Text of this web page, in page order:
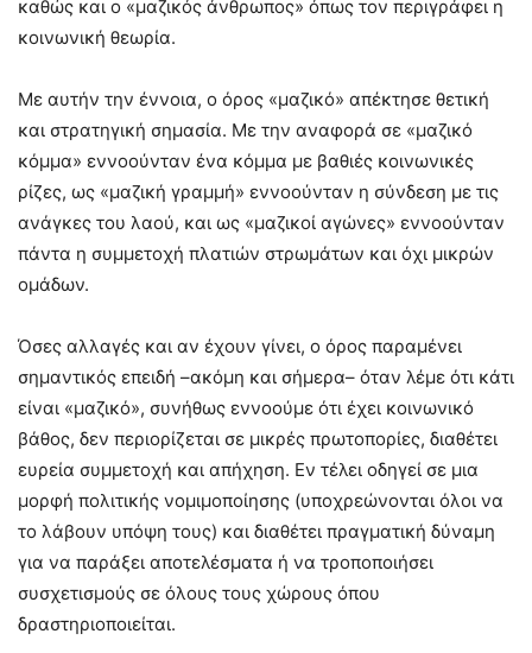
καθώς και ο «μαζικός άνθρωπος» όπως τον περιγράφει η
κοινωνική θεωρία.
Με αυτήν την έννοια, ο όρος «μαζικό» απέκτησε θετική
και στρατηγική σημασία. Με την αναφορά σε «μαζικό
κόμμα» εννοούνταν ένα κόμμα με βαθιές κοινωνικές
ρίζες, ως «μαζική γραμμή» εννοούνταν η σύνδεση με τις
ανάγκες του λαού, και ως «μαζικοί αγώνες» εννοούνταν
πάντα η συμμετοχή πλατιών στρωμάτων και όχι μικρών
ομάδων.
Όσες αλλαγές και αν έχουν γίνει, ο όρος παραμένει
σημαντικός επειδή –ακόμη και σήμερα– όταν λέμε ότι κάτι
είναι «μαζικό», συνήθως εννοούμε ότι έχει κοινωνικό
βάθος, δεν περιορίζεται σε μικρές πρωτοπορίες, διαθέτει
ευρεία συμμετοχή και απήχηση. Εν τέλει οδηγεί σε μια
μορφή πολιτικής νομιμοποίησης (υποχρεώνονται όλοι να
το λάβουν υπόψη τους) και διαθέτει πραγματική δύναμη
για να παράξει αποτελέσματα ή να τροποποιήσει
συσχετισμούς σε όλους τους χώρους όπου
δραστηριοποιείται.